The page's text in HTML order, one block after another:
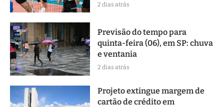
2 dias atrás
Previsão do tempo para
quinta-feira (06), em SP: chuva
e ventania
2 dias atrás
Projeto extingue margem de
cartão de crédito em